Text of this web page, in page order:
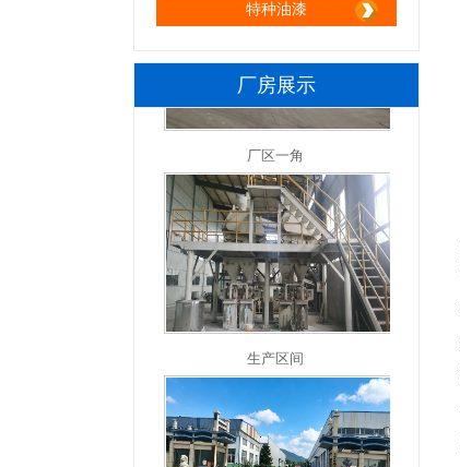
特种油漆
厂房展示
厂区一角
生产区间